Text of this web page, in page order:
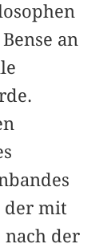
an
der mit
nach der